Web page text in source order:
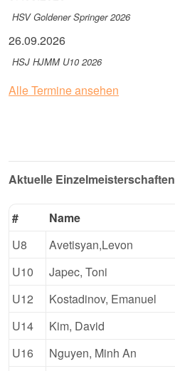
HSV Goldener Springer 2026
26.09.2026
HSJ HJMM U10 2026
Alle Termine ansehen
Aktuelle Einzelmeisterschaften
# Name
U8
Avetisyan,Levon
U10
Japec, Toni
U12
Kostadinov, Emanuel
U14
Kim, David
U16
Nguyen, Minh An